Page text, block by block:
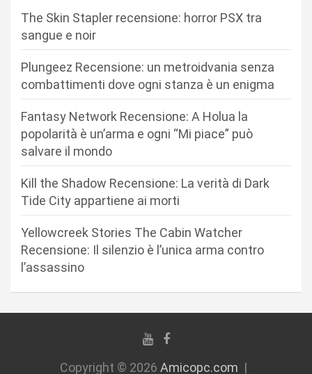
The Skin Stapler recensione: horror PSX tra
sangue e noir
Plungeez Recensione: un metroidvania senza
combattimenti dove ogni stanza è un enigma
Fantasy Network Recensione: A Holua la
popolarità è un’arma e ogni “Mi piace” può
salvare il mondo
Kill the Shadow Recensione: La verità di Dark
Tide City appartiene ai morti
Yellowcreek Stories The Cabin Watcher
Recensione: Il silenzio è l’unica arma contro
l’assassino
Copyright © 2026 Amicopc.com